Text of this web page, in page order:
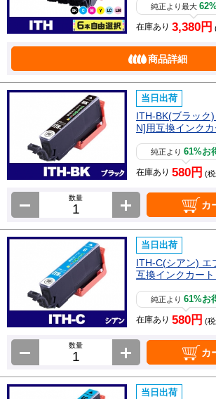
純正より最大
在庫あり 3,380円
商品詳細
当日出荷
ITH-BK(ブラック
N]用互換インク
純正より61%お
在庫あり 580円 (税
数量
カ
当日出荷
ITH-C(シアン) エ
互換インクカー
純正より61%お
在庫あり 580円 (税
数量
カ
当日出荷